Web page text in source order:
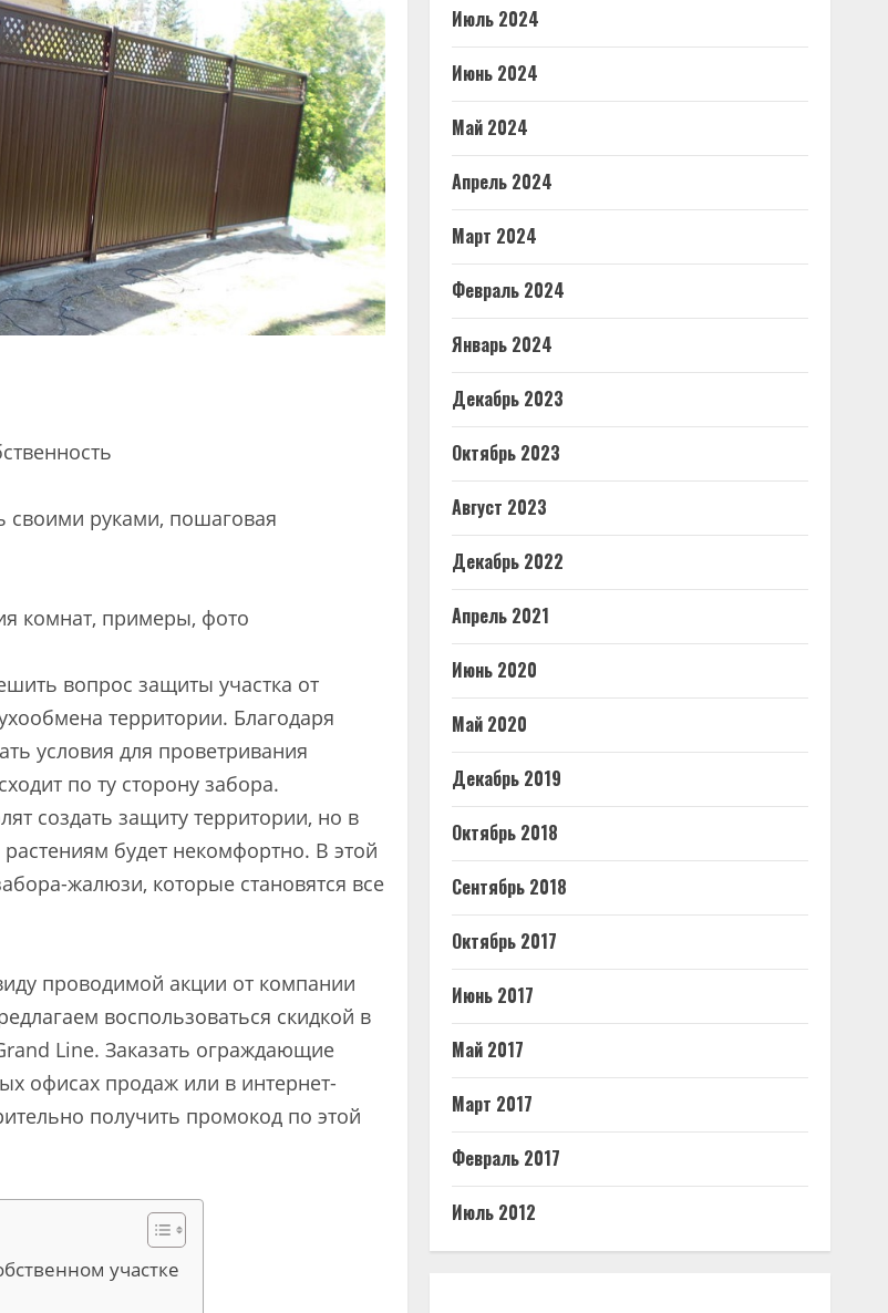
своими руками, пошаговая
комнат, примеры, фото
вопрос защиты участка от
территории. Благодаря
условия для проветривания
по ту сторону забора.
создать защиту территории, но в
будет некомфортно. В этой
жалюзи, которые становятся все
проводимой акции от компании
воспользоваться скидкой в
Line. Заказать ограждающие
офисах продаж или в интернет-
получить промокод по этой
участке
Июль 2024
Июнь 2024
Май 2024
Апрель 2024
Март 2024
Февраль 2024
Январь 2024
Декабрь 2023
Октябрь 2023
Август 2023
Декабрь 2022
Апрель 2021
Июнь 2020
Май 2020
Декабрь 2019
Октябрь 2018
Сентябрь 2018
Октябрь 2017
Июнь 2017
Май 2017
Март 2017
Февраль 2017
Июль 2012